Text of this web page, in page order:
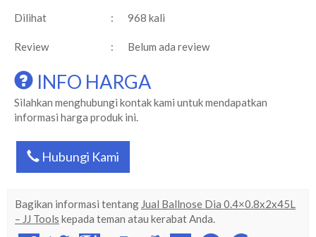
Dilihat : 968 kali
Review : Belum ada review
INFO HARGA
Silahkan menghubungi kontak kami untuk mendapatkan
informasi harga produk ini.
Hubungi Kami
Bagikan informasi tentang Jual Ballnose Dia 0.4×0.8x2x45L
– JJ Tools kepada teman atau kerabat Anda.